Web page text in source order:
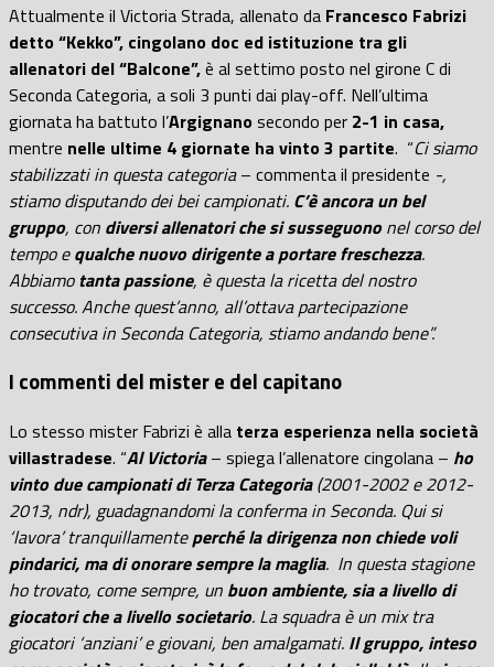
Attualmente il Victoria Strada, allenato da Francesco Fabrizi
detto “Kekko”, cingolano doc ed istituzione tra gli
allenatori del “Balcone”,è al settimo posto nel girone C di
Seconda Categoria, a soli 3 punti dai play-off. Nell’ultima
giornata ha battuto l’Argignanosecondo per 2-1 in casa,
mentre nelle ultime 4 giornate ha vinto 3 partite. “Ci siamo
stabilizzati in questa categoria– commenta il presidente -,
stiamo disputando dei bei campionati. C’è ancora un bel
gruppo, con diversi allenatori che si susseguononel corso del
tempo equalche nuovo dirigente a portare freschezza.
Abbiamotanta passione, è questa la ricetta del nostro
successo. Anche quest’anno, all’ottava partecipazione
consecutiva in Seconda Categoria, stiamo andando bene”.
I commenti del mister e del capitano
Lo stesso mister Fabrizi è alla terza esperienza nella società
villastradese. “Al Victoria– spiega l’allenatore cingolana – ho
vinto due campionati di Terza Categoria(2001-2002 e 2012-
2013, ndr), guadagnandomi la conferma in Seconda. Qui si
‘lavora’ tranquillamenteperché la dirigenza non chiede voli
pindarici, ma di onorare sempre la maglia. In questa stagione
ho trovato, come sempre, un buon ambiente, sia a livello di
giocatori che a livello societario. La squadra è un mix tra
giocatori ‘anziani’ e giovani, ben amalgamati. Il gruppo, inteso